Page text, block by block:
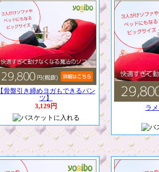
【骨盤引き締めヨガもできるパン
ツ】
3,129円
ラ